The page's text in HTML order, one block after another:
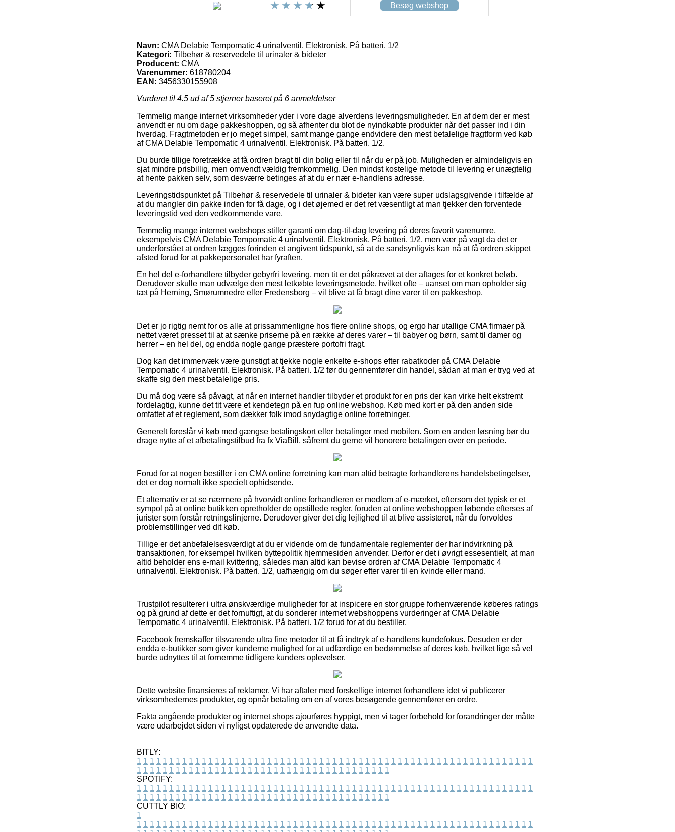
Besøg webshop
Navn: CMA Delabie Tempomatic 4 urinalventil. Elektronisk. På batteri. 1/2
Kategori: Tilbehør & reservedele til urinaler & bideter
Producent: CMA
Varenummer: 618780204
EAN: 3456330155908
Vurderet til 4.5 ud af 5 stjerner baseret på 6 anmeldelser
Temmelig mange internet virksomheder yder i vore dage alverdens leveringsmuligheder. En af dem der er mest
anvendt er nu om dage pakkeshoppen, og så afhenter du blot de nyindkøbte produkter når det passer ind i din
hverdag. Fragtmetoden er jo meget simpel, samt mange gange endvidere den mest betalelige fragtform ved køb
af CMA Delabie Tempomatic 4 urinalventil. Elektronisk. På batteri. 1/2.
Du burde tillige foretrække at få ordren bragt til din bolig eller til når du er på job. Muligheden er almindeligvis en
sjat mindre prisbillig, men omvendt vældig fremkommelig. Den mindst kostelige metode til levering er unægtelig
at hente pakken selv, som desværre betinges af at du er nær e-handlens adresse.
Leveringstidspunktet på Tilbehør & reservedele til urinaler & bideter kan være super udslagsgivende i tilfælde af
at du mangler din pakke inden for få dage, og i det øjemed er det ret væsentligt at man tjekker den forventede
leveringstid ved den vedkommende vare.
Temmelig mange internet webshops stiller garanti om dag-til-dag levering på deres favorit varenumre,
eksempelvis CMA Delabie Tempomatic 4 urinalventil. Elektronisk. På batteri. 1/2, men vær på vagt da det er
underforstået at ordren lægges forinden et angivent tidspunkt, så at de sandsynligvis kan nå at få ordren skippet
afsted forud for at pakkepersonalet har fyraften.
En hel del e-forhandlere tilbyder gebyrfri levering, men tit er det påkrævet at der aftages for et konkret beløb.
Derudover skulle man udvælge den mest letkøbte leveringsmetode, hvilket ofte – uanset om man opholder sig
tæt på Herning, Smørumnedre eller Fredensborg – vil blive at få bragt dine varer til en pakkeshop.
Det er jo rigtig nemt for os alle at prissammenligne hos flere online shops, og ergo har utallige CMA firmaer på
nettet været presset til at at sænke priserne på en række af deres varer – til babyer og børn, samt til damer og
herrer – en hel del, og endda nogle gange præstere portofri fragt.
Dog kan det immervæk være gunstigt at tjekke nogle enkelte e-shops efter rabatkoder på CMA Delabie
Tempomatic 4 urinalventil. Elektronisk. På batteri. 1/2 før du gennemfører din handel, sådan at man er tryg ved at
skaffe sig den mest betalelige pris.
Du må dog være så påvagt, at når en internet handler tilbyder et produkt for en pris der kan virke helt ekstremt
fordelagtig, kunne det tit være et kendetegn på en fup online webshop. Køb med kort er på den anden side
omfattet af et reglement, som dækker folk imod snydagtige online forretninger.
Generelt foreslår vi køb med gængse betalingskort eller betalinger med mobilen. Som en anden løsning bør du
drage nytte af et afbetalingstilbud fra fx ViaBill, såfremt du gerne vil honorere betalingen over en periode.
Forud for at nogen bestiller i en CMA online forretning kan man altid betragte forhandlerens handelsbetingelser,
det er dog normalt ikke specielt ophidsende.
Et alternativ er at se nærmere på hvorvidt online forhandleren er medlem af e-mærket, eftersom det typisk er et
sympol på at online butikken opretholder de opstillede regler, foruden at online webshoppen løbende efterses af
jurister som forstår retningslinjerne. Derudover giver det dig lejlighed til at blive assisteret, når du forvoldes
problemstillinger ved dit køb.
Tillige er det anbefalelsesværdigt at du er vidende om de fundamentale reglementer der har indvirkning på
transaktionen, for eksempel hvilken byttepolitik hjemmesiden anvender. Derfor er det i øvrigt essesentielt, at man
altid beholder ens e-mail kvittering, således man altid kan bevise ordren af CMA Delabie Tempomatic 4
urinalventil. Elektronisk. På batteri. 1/2, uafhængig om du søger efter varer til en kvinde eller mand.
Trustpilot resulterer i ultra ønskværdige muligheder for at inspicere en stor gruppe forhenværende køberes ratings
og på grund af dette er det fornuftigt, at du sonderer internet webshoppens vurderinger af CMA Delabie
Tempomatic 4 urinalventil. Elektronisk. På batteri. 1/2 forud for at du bestiller.
Facebook fremskaffer tilsvarende ultra fine metoder til at få indtryk af e-handlens kundefokus. Desuden er der
endda e-butikker som giver kunderne mulighed for at udfærdige en bedømmelse af deres køb, hvilket lige så vel
burde udnyttes til at fornemme tidligere kunders oplevelser.
Dette website finansieres af reklamer. Vi har aftaler med forskellige internet forhandlere idet vi publicerer
virksomhedernes produkter, og opnår betaling om en af vores besøgende gennemfører en ordre.
Fakta angående produkter og internet shops ajourføres hyppigt, men vi tager forbehold for forandringer der måtte
være udarbejdet siden vi nyligst opdaterede de anvendte data.
BITLY:
1 1 1 1 1 1 1 1 1 1 1 1 1 1 1 1 1 1 1 1 1 1 1 1 1 1 1 1 1 1 1 1 1 1 1 1 1 1 1 1 1 1 1 1 1 1 1 1 1 1 1 1 1 1 1 1 1 1 1 1 1
1 1 1 1 1 1 1 1 1 1 1 1 1 1 1 1 1 1 1 1 1 1 1 1 1 1 1 1 1 1 1 1 1 1 1 1 1 1 1
SPOTIFY:
1 1 1 1 1 1 1 1 1 1 1 1 1 1 1 1 1 1 1 1 1 1 1 1 1 1 1 1 1 1 1 1 1 1 1 1 1 1 1 1 1 1 1 1 1 1 1 1 1 1 1 1 1 1 1 1 1 1 1 1 1
1 1 1 1 1 1 1 1 1 1 1 1 1 1 1 1 1 1 1 1 1 1 1 1 1 1 1 1 1 1 1 1 1 1 1 1 1 1 1
CUTTLY BIO:
1
1 1 1 1 1 1 1 1 1 1 1 1 1 1 1 1 1 1 1 1 1 1 1 1 1 1 1 1 1 1 1 1 1 1 1 1 1 1 1 1 1 1 1 1 1 1 1 1 1 1 1 1 1 1 1 1 1 1 1 1 1